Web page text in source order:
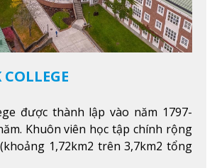
được thành lập vào năm 1797-
Khuôn viên học tập chính rộng
1,72km2 trên 3,7km2 tổng